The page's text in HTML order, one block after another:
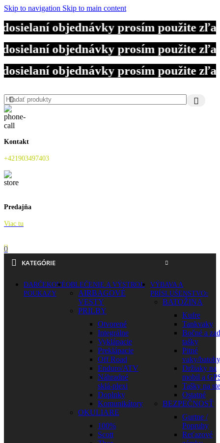
Skip to navigation Skip to main content
objednávky prosím použite
objednávky prosím použite
objednávky prosím použite
Kontakt
+421903497403
Predajňa
Viac tu
0
KATEGÓRIE
DARČEKOVÉ
POUKAZY
OBLEČENIE A VÝSTROJ
AIRBAGOVÉ
VESTY
PRILBY
Otvorené
Integrálne
Vyklápacie
Preklápacie
Off Road
Enduro/ATV
Náhradné
sklá-plexi
Doplnky
Komunikátory
OKULIARE
100%
Scott
VÝBAVA A
PRÍSLUŠENSTVO
BATOŽINA
Kufre
Tankvaky
Bočné a
tašky
Pitné
vaky/batohy
Držiaky na
mobil a
Tašky na
Ostatné
BEZPEČNOSŤ
Gurtne /
Popruhy
Reťazové